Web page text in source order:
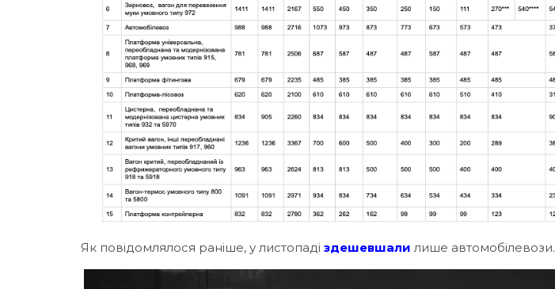
Як повідомлялося раніше, у листопаді здешевшали лише автомобілевози.